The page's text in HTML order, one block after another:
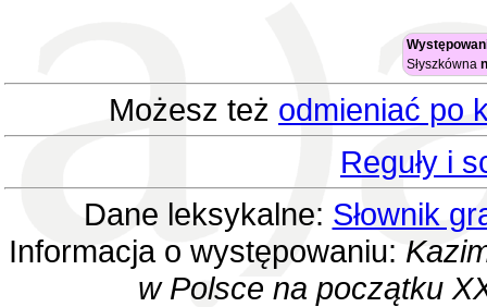
Słyszkówna
Możesz też odmieniać po
Reguły i
Dane leksykalne: Słownik
Informacja o występowaniu:
w Polsce na początku